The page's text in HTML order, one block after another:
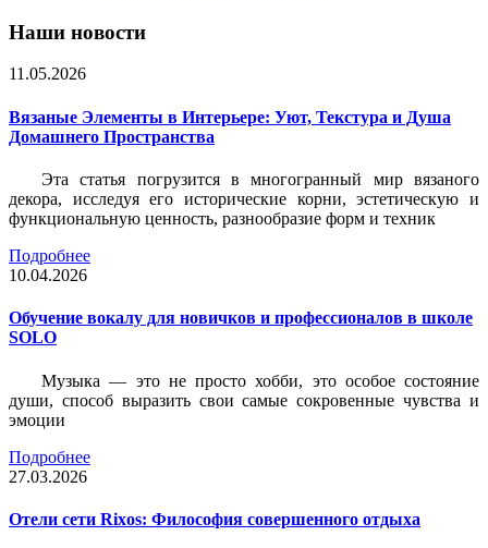
Наши новости
11.05.2026
Вязаные Элементы в Интерьере: Уют, Текстура и Душа
Домашнего Пространства
Эта статья погрузится в многогранный мир вязаного
декора, исследуя его исторические корни, эстетическую и
функциональную ценность, разнообразие форм и техник
Подробнее
10.04.2026
Обучение вокалу для новичков и профессионалов в школе
SOLO
Музыка — это не просто хобби, это особое состояние
души, способ выразить свои самые сокровенные чувства и
эмоции
Подробнее
27.03.2026
Отели сети Rixos: Философия совершенного отдыха